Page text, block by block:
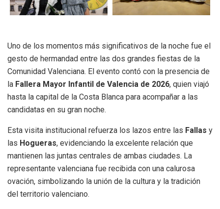
Uno de los momentos más significativos de la noche fue el
gesto de hermandad entre las dos grandes fiestas de la
Comunidad Valenciana. El evento contó con la presencia de
la Fallera Mayor Infantil de Valencia de 2026, quien viajó
hasta la capital de la Costa Blanca para acompañar a las
candidatas en su gran noche.
Esta visita institucional refuerza los lazos entre las Fallas y
las Hogueras, evidenciando la excelente relación que
mantienen las juntas centrales de ambas ciudades. La
representante valenciana fue recibida con una calurosa
ovación, simbolizando la unión de la cultura y la tradición
del territorio valenciano.